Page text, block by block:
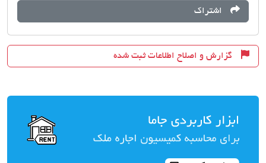
اشتراک
گزارش و اصلاح اطلاعات ثبت شده